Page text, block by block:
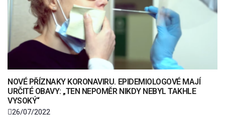
NOVÉ PŘÍZNAKY KORONAVIRU. EPIDEMIOLOGOVÉ MAJÍ
URČITÉ OBAVY: „TEN NEPOMĚR NIKDY NEBYL TAKHLE
VYSOKÝ“
26/07/2022